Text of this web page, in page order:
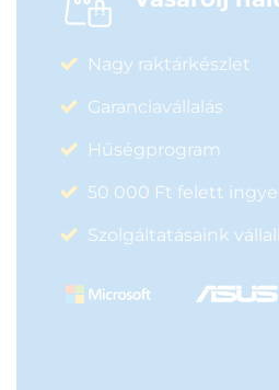
Nagy raktárkészlet
Garanciavállalás
Hűségprogram
50 000 Ft felett
Szolgáltatásaink